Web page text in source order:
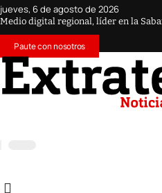
jueves, 6 de agosto de 2026
Medio digital regional, líder en la
Paute con nosotros